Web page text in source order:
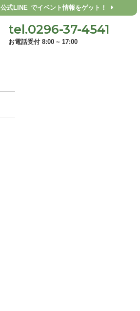
公式LINE でイベント情報をゲット！
tel.0296-37-4541
お電話受付 8:00 ~ 17:00